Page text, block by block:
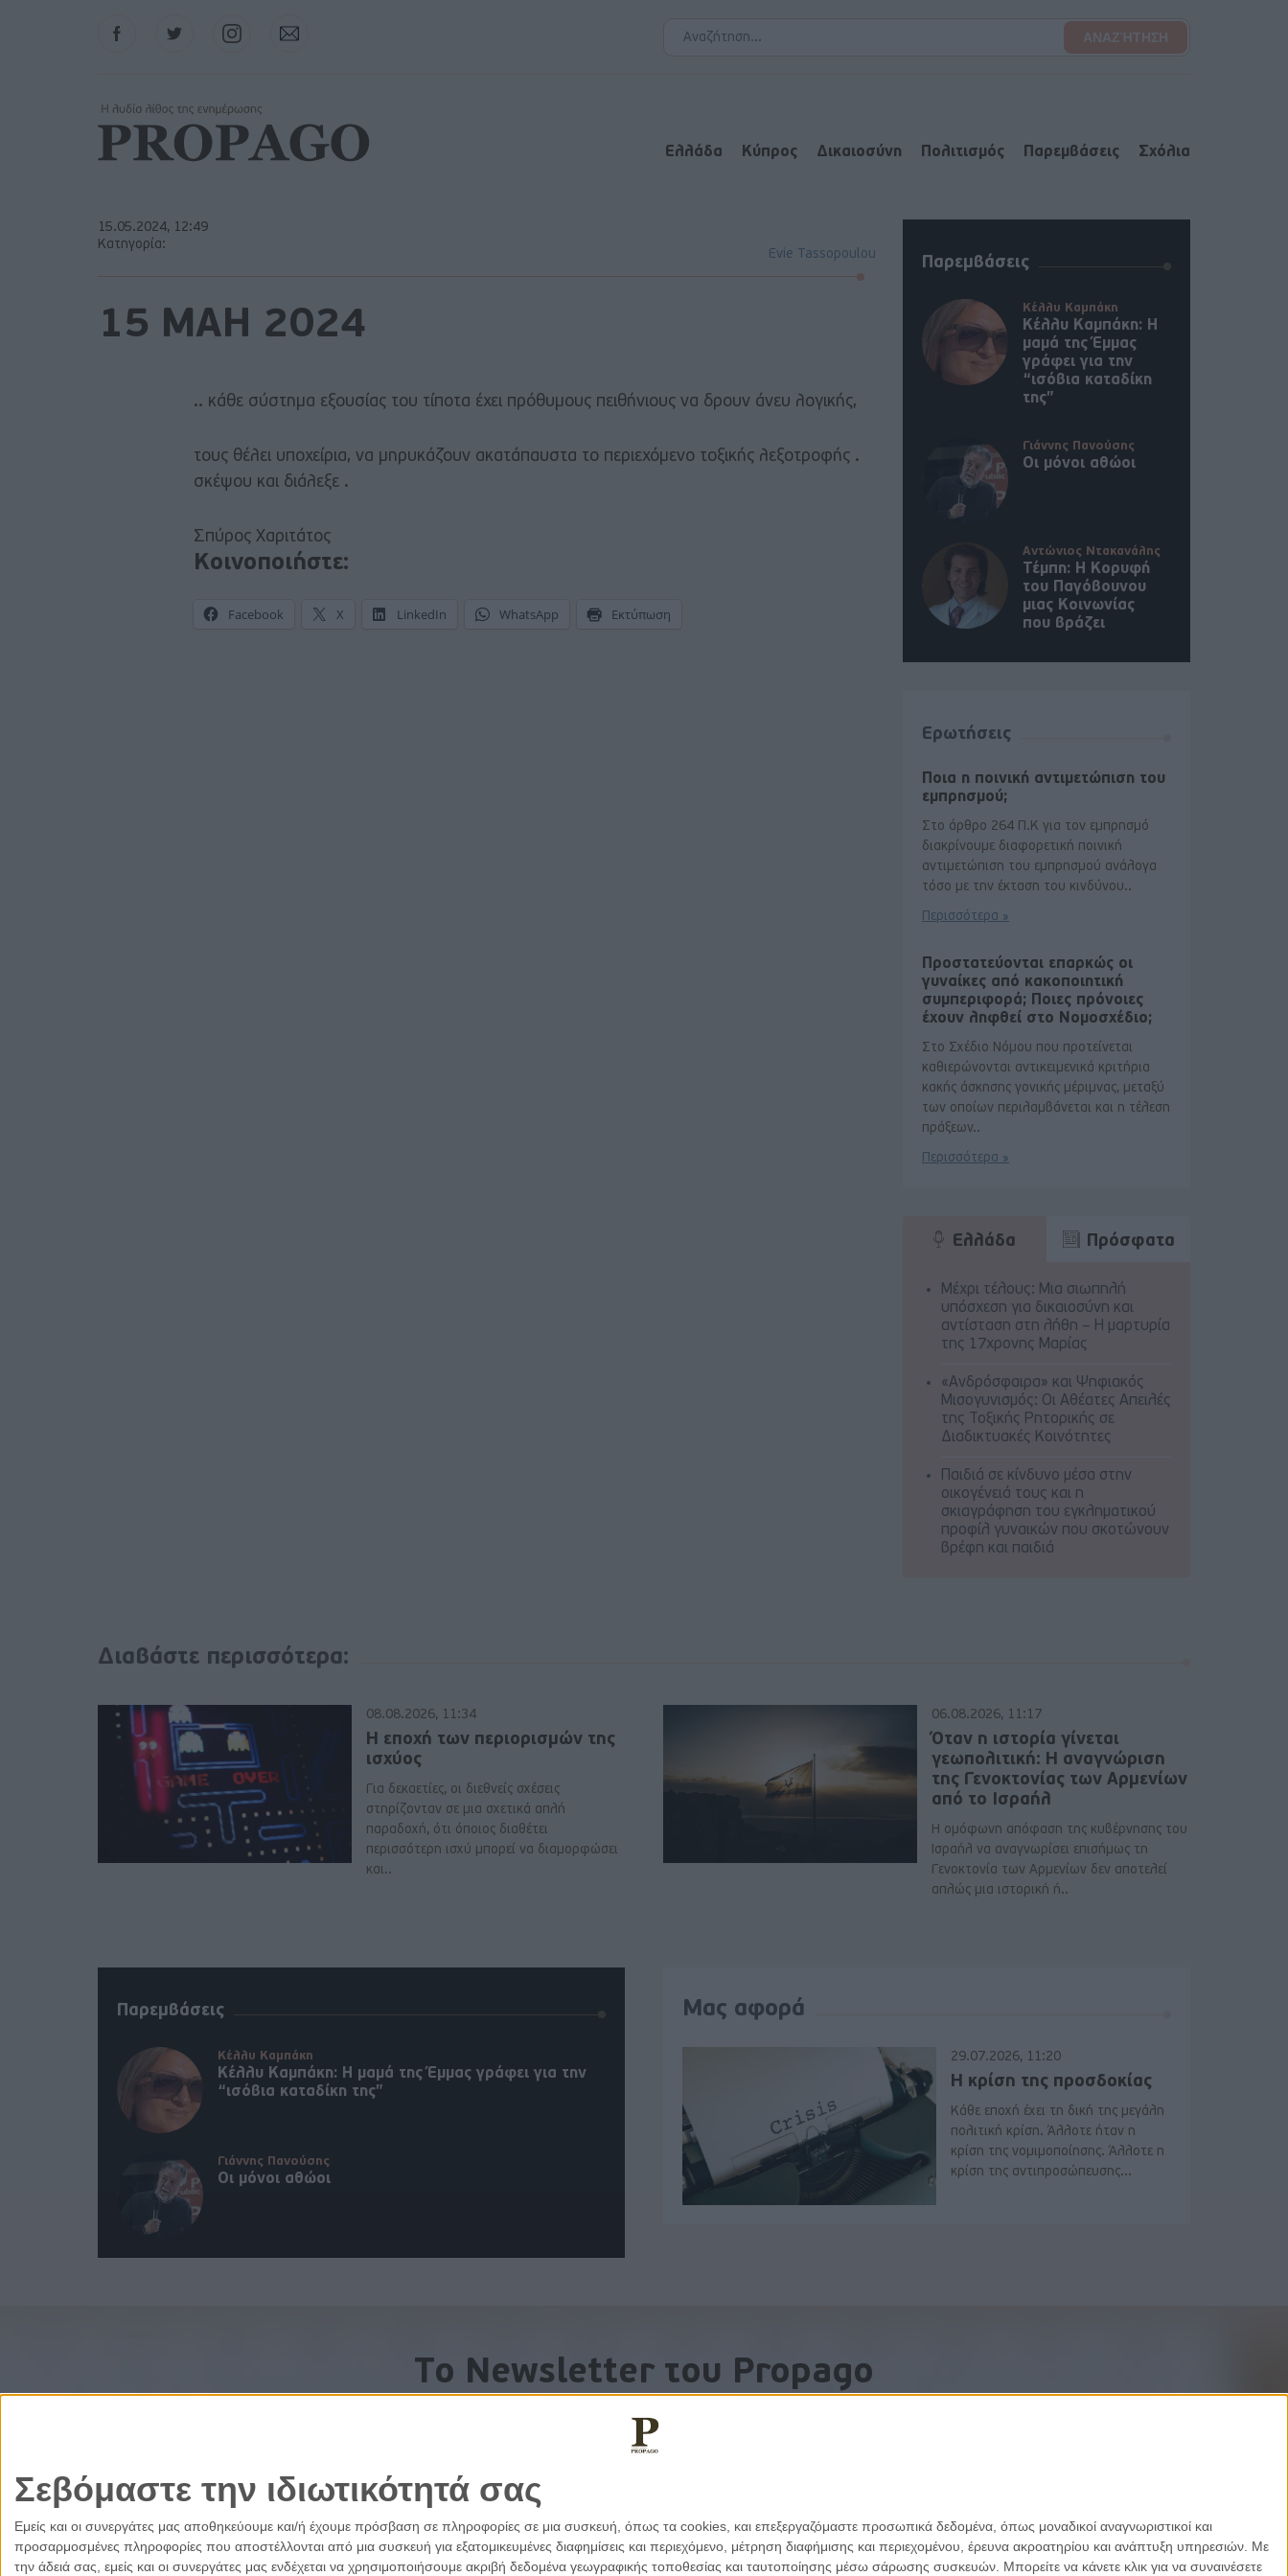
Σεβόμαστε την ιδιωτικότητά σας
Εμείς και οι συνεργάτες μας αποθηκεύουμε και/ή έχουμε πρόσβαση σε πληροφορίες σε μια συσκευή, όπως τα cookies, και επεξεργαζόμαστε προσωπικά δεδομένα, όπως μοναδικοί αναγνωριστικοί και
προσαρμοσμένες πληροφορίες που αποστέλλονται από μια συσκευή για εξατομικευμένες διαφημίσεις και περιεχόμενο, μέτρηση διαφήμισης και περιεχομένου, έρευνα ακροατηρίου και ανάπτυξη υπηρεσιών. Με
την άδειά σας, εμείς και οι συνεργάτες μας ενδέχεται να χρησιμοποιήσουμε ακριβή δεδομένα γεωγραφικής τοποθεσίας και ταυτοποίησης μέσω σάρωσης συσκευών. Μπορείτε να κάνετε κλικ για να συναινέσετε
FacebookTwitter InstagramContact
Ελλάδα Κύπρος Δικαιοσύνη Πολιτισμός Παρεμβάσεις Σχόλια
15.05.2024, 12:49
Κατηγορία:
Evie Tassopoulou
15 ΜΑΗ 2024
.. κάθε σύστημα εξουσίας του τίποτα έχει πρόθυμους πειθήνιους να δρουν άνευ λογικής,
τους θέλει υποχείρια, να μηρυκάζουν ακατάπαυστα το περιεχόμενο τοξικής λεξοτροφής .
σκέψου και διάλεξε .
Σπύρος Χαριτάτος
Κοινοποιήστε:
Facebook X LinkedIn WhatsApp Εκτύπωση
Παρεμβάσεις
Κέλλυ Καμπάκη
Κέλλυ Καμπάκη: Η
μαμά της Έμμας
γράφει για την
“ισόβια καταδίκη
της”
Γιάννης Πανούσης
Οι μόνοι αθώοι
Αντώνιος Ντακανάλης
Τέμπη: Η Κορυφή
του Παγόβουνου
μιας Κοινωνίας
που βράζει
Ερωτήσεις
Ποια η ποινική αντιμετώπιση του
εμπρησμού;
Στο άρθρο 264 Π.Κ για τον εμπρησμό
διακρίνουμε διαφορετική ποινική
αντιμετώπιση του εμπρησμού ανάλογα
τόσο με την έκταση του κινδύνου..
Περισσότερα »
Προστατεύονται επαρκώς οι
γυναίκες από κακοποιητική
συμπεριφορά; Ποιες πρόνοιες
έχουν ληφθεί στο Νομοσχέδιο;
Στο Σχέδιο Νόμου που προτείνεται
καθιερώνονται αντικειμενικά κριτήρια
κακής άσκησης γονικής μέριμνας, μεταξύ
των οποίων περιλαμβάνεται και η τέλεση
πράξεων..
Περισσότερα »
Ελλάδα Πρόσφατα
Μέχρι τέλους: Μια σιωπηλή
υπόσχεση για δικαιοσύνη και
αντίσταση στη λήθη – Η μαρτυρία
της 17χρονης Μαρίας
«Ανδρόσφαιρα» και Ψηφιακός
Μισογυνισμός: Οι Αθέατες Απειλές
της Τοξικής Ρητορικής σε
Διαδικτυακές Κοινότητες
Παιδιά σε κίνδυνο μέσα στην
οικογένειά τους και η
σκιαγράφηση του εγκληματικού
προφίλ γυναικών που σκοτώνουν
βρέφη και παιδιά
Διαβάστε περισσότερα:
08.08.2026, 11:34
Η εποχή των περιορισμών της
ισχύος
Για δεκαετίες, οι διεθνείς σχέσεις
στηρίζονταν σε μια σχετικά απλή
παραδοχή, ότι όποιος διαθέτει
περισσότερη ισχύ μπορεί να διαμορφώσει
και..
06.08.2026, 11:17
Όταν η ιστορία γίνεται
γεωπολιτική: Η αναγνώριση
της Γενοκτονίας των Αρμενίων
από το Ισραήλ
Η ομόφωνη απόφαση της κυβέρνησης του
Ισραήλ να αναγνωρίσει επισήμως τη
Γενοκτονία των Αρμενίων δεν αποτελεί
απλώς μια ιστορική ή..
Παρεμβάσεις
Κέλλυ Καμπάκη
Κέλλυ Καμπάκη: Η μαμά της Έμμας γράφει για την
“ισόβια καταδίκη της”
Γιάννης Πανούσης
Οι μόνοι αθώοι
Μας αφορά
29.07.2026, 11:20
Η κρίση της προσδοκίας
Κάθε εποχή έχει τη δική της μεγάλη
πολιτική κρίση. Άλλοτε ήταν η
κρίση της νομιμοποίησης. Άλλοτε η
κρίση της αντιπροσώπευσης...
To Newsletter του Propago
Λάβετε την ανάλυση της ημέρας στο email σας